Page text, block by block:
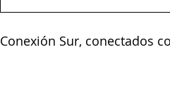
Conexión Sur, conectados